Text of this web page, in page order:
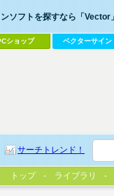
ソフトを探すなら「Vector」
ショップ ベクターサイン
サーチトレンド！
トップ ライブラリ